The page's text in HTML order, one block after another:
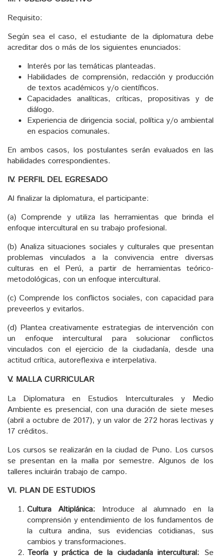
Requisito:
Según sea el caso, el estudiante de la diplomatura debe
acreditar dos o más de los siguientes enunciados:
Interés por las temáticas planteadas.
Habilidades de comprensión, redacción y producción
de textos académicos y/o científicos.
Capacidades analíticas, críticas, propositivas y de
diálogo.
Experiencia de dirigencia social, política y/o ambiental
en espacios comunales.
En ambos casos, los postulantes serán evaluados en las
habilidades correspondientes.
IV. PERFIL DEL EGRESADO
Al finalizar la diplomatura, el participante:
(a) Comprende y utiliza las herramientas que brinda el
enfoque intercultural en su trabajo profesional.
(b) Analiza situaciones sociales y culturales que presentan
problemas vinculados a la convivencia entre diversas
culturas en el Perú, a partir de herramientas teórico-
metodológicas, con un enfoque intercultural.
(c) Comprende los conflictos sociales, con capacidad para
preveerlos y evitarlos.
(d) Plantea creativamente estrategias de intervención con
un enfoque intercultural para solucionar conflictos
vinculados con el ejercicio de la ciudadanía, desde una
actitud crítica, autoreflexiva e interpelativa.
V. MALLA CURRICULAR
La Diplomatura en Estudios Interculturales y Medio
Ambiente es presencial, con una duración de siete meses
(abril a octubre de 2017), y un valor de 272 horas lectivas y
17 créditos.
Los cursos se realizarán en la ciudad de Puno. Los cursos
se presentan en la malla por semestre. Algunos de los
talleres incluirán trabajo de campo.
VI. PLAN DE ESTUDIOS
Cultura Altiplánica: Introduce al alumnado en la
comprensión y entendimiento de los fundamentos de
la cultura andina, sus evidencias cotidianas, sus
cambios y transformaciones.
Teoría y práctica de la ciudadanía intercultural: Se